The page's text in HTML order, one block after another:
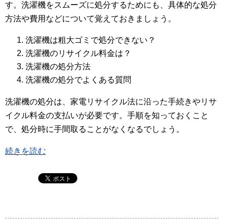
す。洗濯機をスムーズに処分するためにも、具体的な処分
方法や費用などについて覚えておきましょう。
洗濯機は粗大ゴミで処分できない？
洗濯機のリサイクル料金は？
洗濯機の処分方法
洗濯機の処分でよくある質問
洗濯機の処分は、家電リサイクル法に沿った手続きやリサ
イクル料金の支払いが必要です。手順を知っておくこと
で、処分時に手間取ることがなくなるでしょう。
続きを読む